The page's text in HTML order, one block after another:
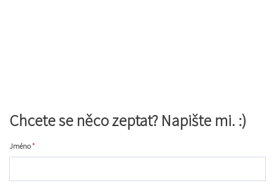
Chcete se něco zeptat? Napište mi. :)
Jméno*